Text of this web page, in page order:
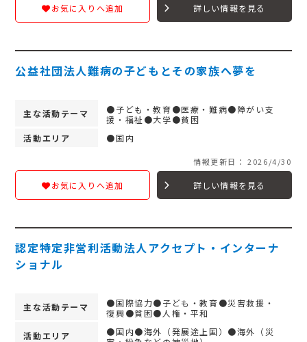
お気に入りへ追加 詳しい情報を見る
公益社団法人難病の子どもとその家族へ夢を
主な活動テーマ
●子ども・教育●医療・難病●障がい支
援・福祉●大学●貧困
活動エリア
●国内
情報更新日： 2026/4/30
お気に入りへ追加 詳しい情報を見る
認定特定非営利活動法人アクセプト・インターナ
ショナル
主な活動テーマ
●国際協力●子ども・教育●災害救援・
復興●貧困●人権・平和
活動エリア
●国内●海外（発展途上国）●海外（災